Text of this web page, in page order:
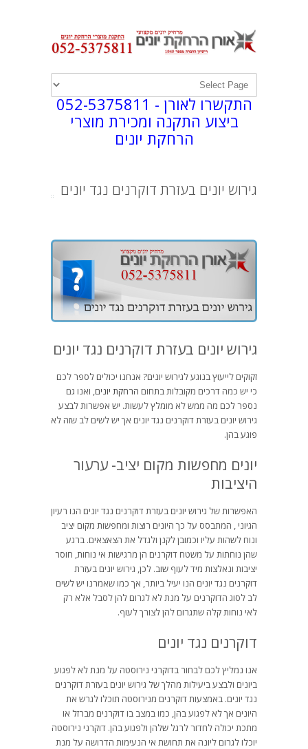
התקשרו לאורן -052-5375811
ביצוע התקנה ומכירת מוצרי
הרחקת יונים
גירוש יונים בעזרת דוקרנים נגד יונים
גירוש יונים בעזרת דוקרנים נגד יונים
זקוקים לייעוץ בנוגע לגירוש יונים? אנחנו יכולים לספר לכם
כי יש כמה דרכים מקובלות בתחום הרחקת יונים, ואנו גם
נספר לכם מה ממש לא מומלץ לעשות. יש אפשרות לבצע
גירוש יונים בעזרת דוקרנים נגד יונים אך יש לשים לב שזה לא
פוגע בהן.
יונים מחפשות מקום יציב- ערעור
היציבות
האפשרות של גירוש יונים בעזרת דוקרנים נגד יונים הנו רעיון
הגיוני , המתבסס על כך היונים רוצות ומחפשות מקום יציב
ונוח לשהות עליו וכמובן לקנן ולגדל את הצאצאים. ברגע
שהן נוחתות על משטח דוקרנים הן מרגישות אי נוחות, חוסר
יציבות ונאלצות מיד לעוף שוב. לכן, גירוש יונים בעזרת
דוקרנים נגד יונים הנו יעיל ביותר, אך כמו שאמרנו יש לשים
לב לסוג הדוקרנים על מנת לא לגרום להן לסבל אלא רק
לאי נוחות קלה שתגרום להן לצורך לעוף.
דוקרנים נגד יונים
אנו נמליץ לכם לבחור בדוקרני נירוסטה על מנת לא לפגוע
ביונים ולבצע ביעילות מהלך של גירוש יונים בעזרת דוקרנים
נגד יונים. באמצעות דוקרנים מנירוסטה תוכלו לגרש את
היונים אך לא לפגוע בהן, כמו במצב בו דוקרנים מברזל או
מתכת יכולה לחדור לרגל שלהן ולפגוע בהן. דוקרני נירוסטה
יוכלו לגרום ליונה את תחושת אי הנעימות הדרושה על מנת